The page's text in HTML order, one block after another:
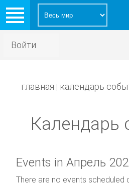
Войти
главная | календарь
Календарь
Events in Апрель
There are no events scheduled